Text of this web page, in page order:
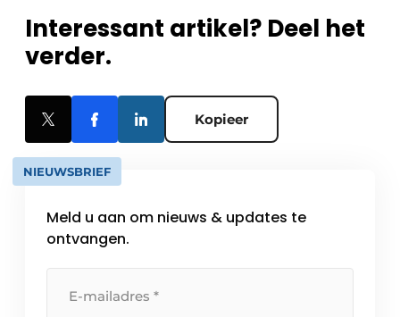
Interessant artikel? Deel het
verder.
Kopieer
NIEUWSBRIEF
Meld u aan om nieuws & updates te
ontvangen.